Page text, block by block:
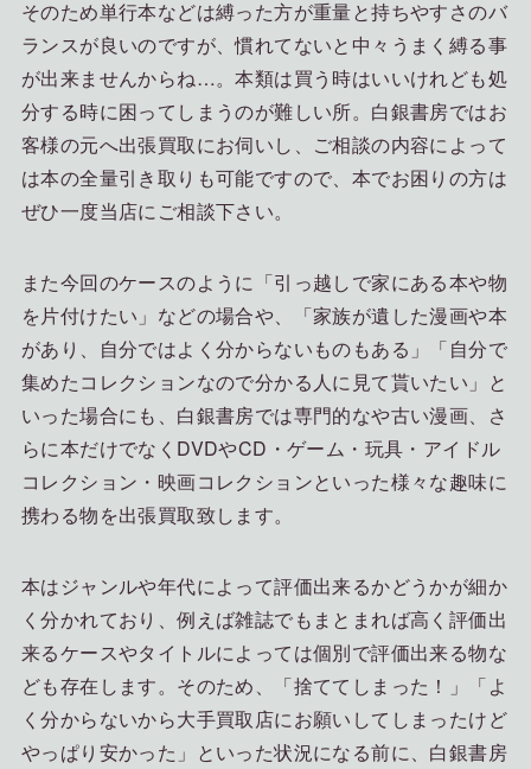
そのため単行本などは縛った方が重量と持ちやすさのバ
ランスが良いのですが、慣れてないと中々うまく縛る事
が出来ませんからね…。本類は買う時はいいけれども処
分する時に困ってしまうのが難しい所。白銀書房ではお
客様の元へ出張買取にお伺いし、ご相談の内容によって
は本の全量引き取りも可能ですので、本でお困りの方は
ぜひ一度当店にご相談下さい。
また今回のケースのように「引っ越しで家にある本や物
を片付けたい」などの場合や、「家族が遺した漫画や本
があり、自分ではよく分からないものもある」「自分で
集めたコレクションなので分かる人に見て貰いたい」と
いった場合にも、白銀書房では専門的なや古い漫画、さ
らに本だけでなくDVDやCD・ゲーム・玩具・アイドル
コレクション・映画コレクションといった様々な趣味に
携わる物を出張買取致します。
本はジャンルや年代によって評価出来るかどうかが細か
く分かれており、例えば雑誌でもまとまれば高く評価出
来るケースやタイトルによっては個別で評価出来る物な
ども存在します。そのため、「捨ててしまった！」「よ
く分からないから大手買取店にお願いしてしまったけど
やっぱり安かった」といった状況になる前に、白銀書房